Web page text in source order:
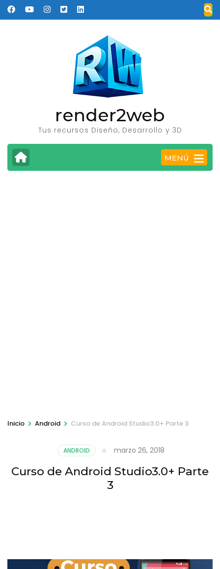
Saltar
al
render2web
Tus recursos Diseño, Desarrollo y 3D
MENÚ
Inicio > Android > Curso de Android Studio3.0+ Parte 3
ANDROID marzo 26, 2018
Curso de Android Studio3.0+ Parte
3